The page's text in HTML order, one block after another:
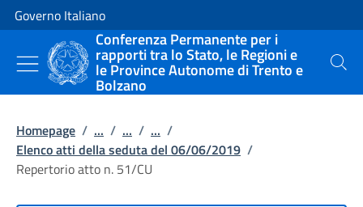
Vai al contenuto
Vai alla navigazione del sito
Governo Italiano
Conferenza Permanente per i
rapporti tra lo Stato, le Regioni e
le Province Autonome di Trento e
Bolzano
Cerca
Homepage / ... / ... / ... /
Elenco atti della seduta del 06/06/2019 /
Repertorio atto n. 51/CU